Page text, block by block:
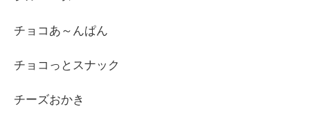
チョコあ～んぱん
チョコっとスナック
チーズおかき